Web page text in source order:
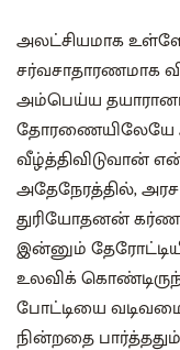
அலட்சியமாக
சர்வசாதாரணமாக
அம்பெய்ய
தோரணையிலேயே
வீழ்த்திவிடுவான்
அதேநேரத்தில்,
துரியோதனன்
இன்னும்
உலவிக்
போட்டியை
நின்றதை